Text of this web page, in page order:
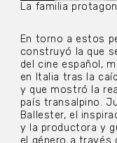
La familia
En torno a estos
construyó la que
del cine español,
en Italia tras la
y que mostró la
país transalpino.
Ballester, el
y la productora y
el género a través